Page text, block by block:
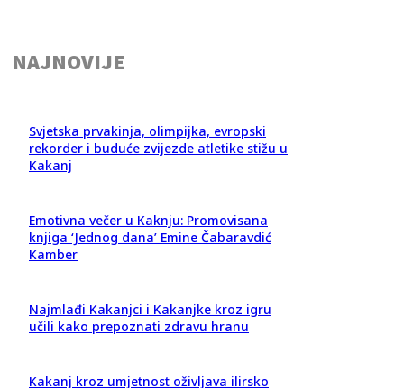
NAJNOVIJE
Svjetska prvakinja, olimpijka, evropski
rekorder i buduće zvijezde atletike stižu u
Kakanj
Emotivna večer u Kaknju: Promovisana
knjiga ‘Jednog dana’ Emine Čabaravdić
Kamber
Najmlađi Kakanjci i Kakanjke kroz igru
učili kako prepoznati zdravu hranu
Kakanj kroz umjetnost oživljava ilirsko